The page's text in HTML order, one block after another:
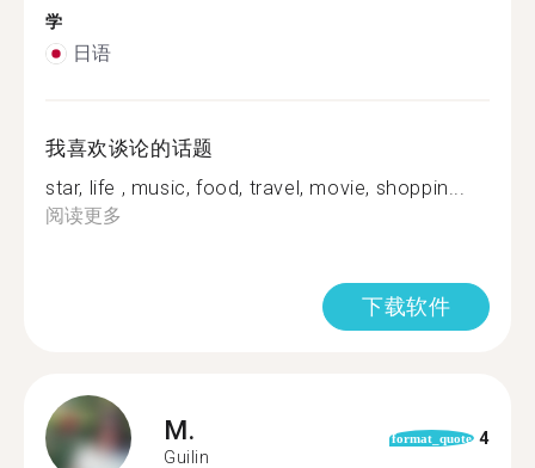
学
日语
我喜欢谈论的话题
star, life , music, food, travel, movie, shoppin...
阅读更多
下载软件
M.
Guilin
format_quote 4